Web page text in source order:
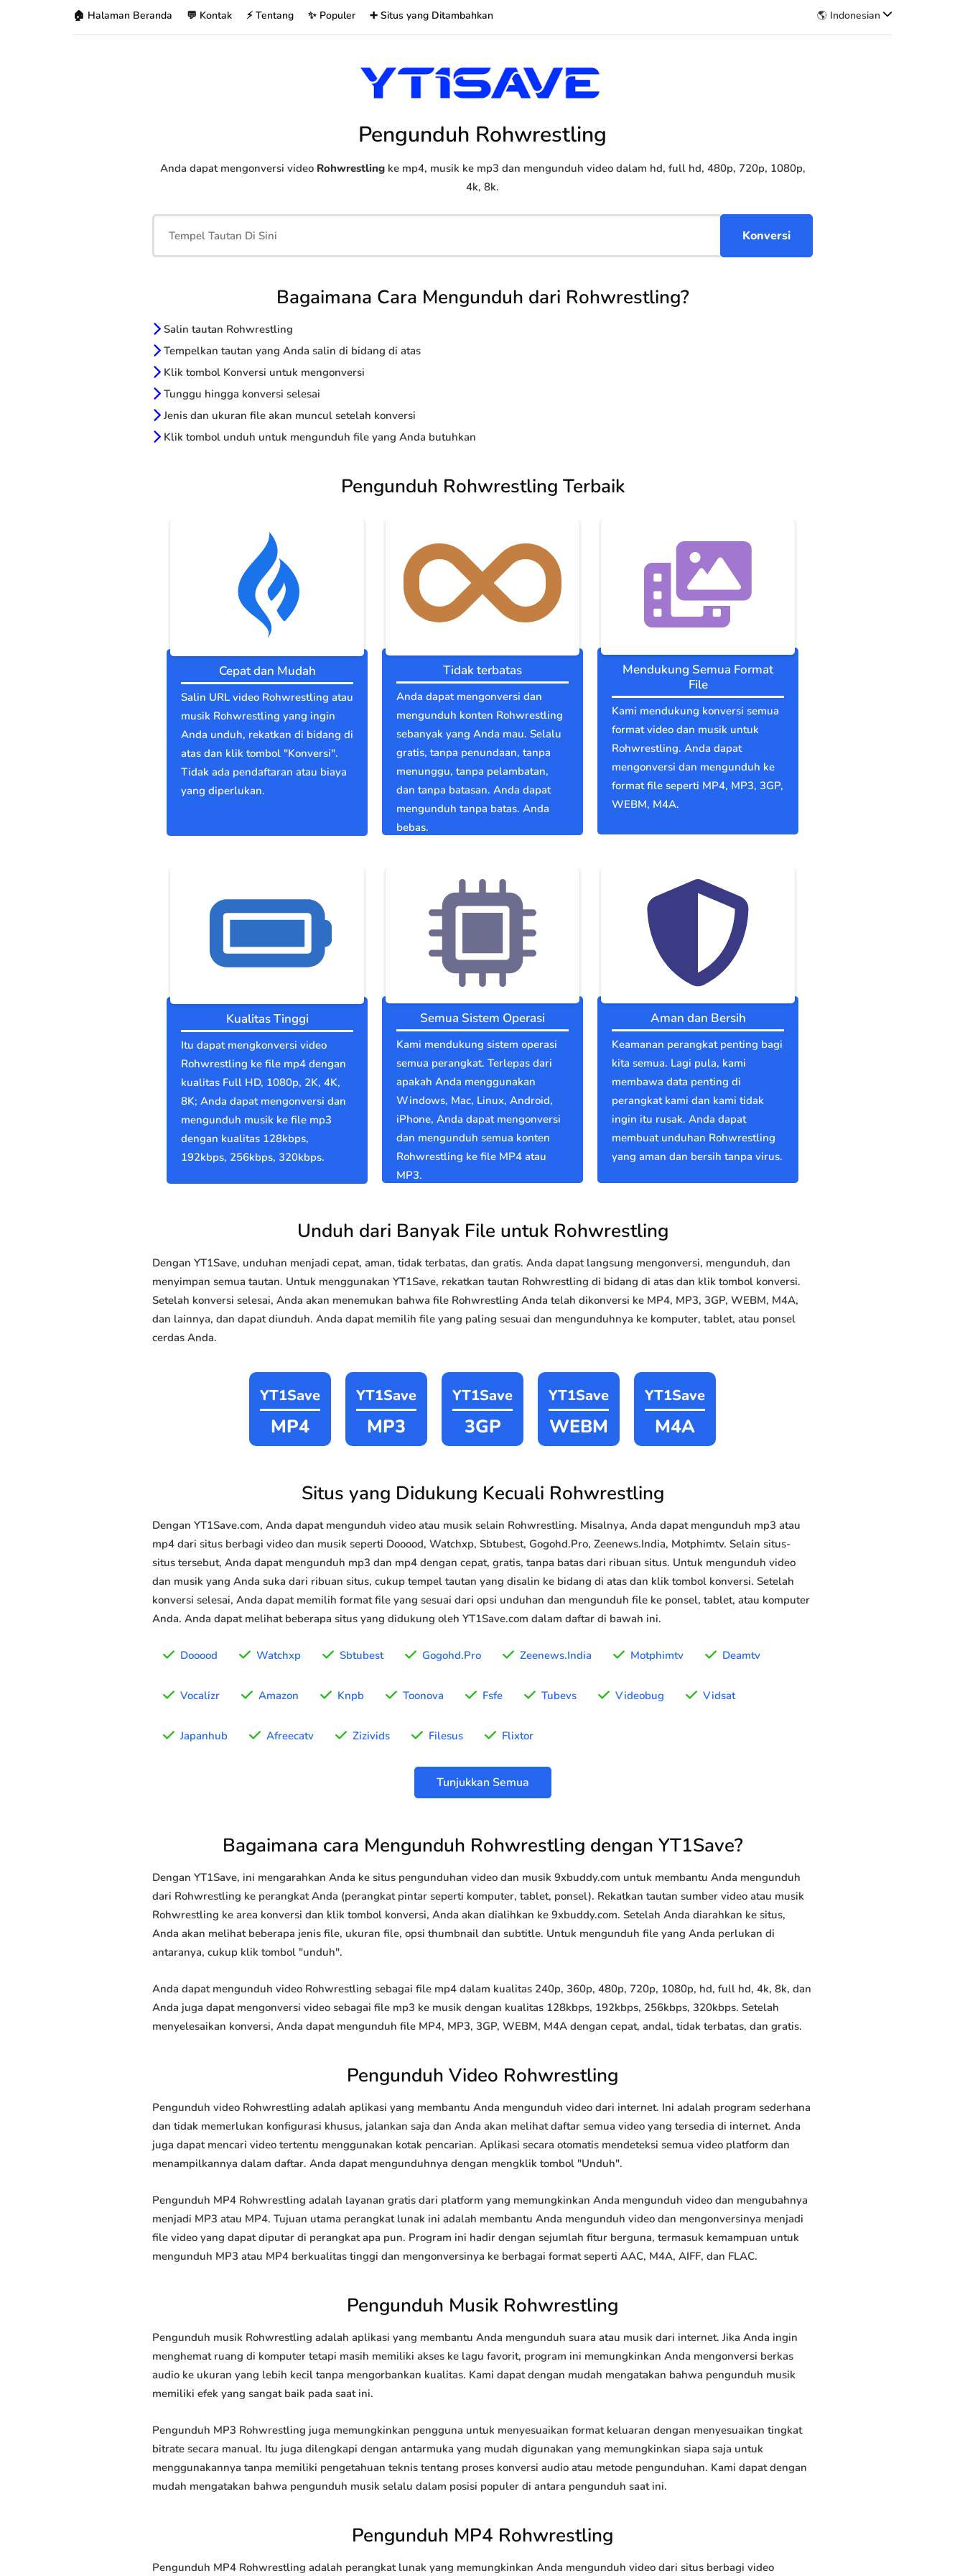
🏠 Halaman Beranda 💬 Kontak ⚡ Tentang ✨ Populer ➕ Situs yang Ditambahkan 🌎 Indonesian
Pengunduh Rohwrestling
Anda dapat mengonversi video Rohwrestlingke mp4, musik ke mp3 dan mengunduh video dalam hd, full hd, 480p, 720p, 1080p,
4k, 8k.
Bagaimana Cara Mengunduh dari Rohwrestling?
Salin tautan Rohwrestling
Tempelkan tautan yang Anda salin di bidang di atas
Klik tombol Konversi untuk mengonversi
Tunggu hingga konversi selesai
Jenis dan ukuran file akan muncul setelah konversi
Klik tombol unduh untuk mengunduh file yang Anda butuhkan
Pengunduh Rohwrestling Terbaik
Cepat dan Mudah
Salin URL video Rohwrestling atau
musik Rohwrestling yang ingin
Anda unduh, rekatkan di bidang di
atas dan klik tombol "Konversi".
Tidak ada pendaftaran atau biaya
yang diperlukan.
Tidak terbatas
Anda dapat mengonversi dan
mengunduh konten Rohwrestling
sebanyak yang Anda mau. Selalu
gratis, tanpa penundaan, tanpa
menunggu, tanpa pelambatan,
dan tanpa batasan. Anda dapat
mengunduh tanpa batas. Anda
bebas.
Mendukung Semua Format
File
Kami mendukung konversi semua
format video dan musik untuk
Rohwrestling. Anda dapat
mengonversi dan mengunduh ke
format file seperti MP4, MP3, 3GP,
WEBM, M4A.
Kualitas Tinggi
Itu dapat mengkonversi video
Rohwrestling ke file mp4 dengan
kualitas Full HD, 1080p, 2K, 4K,
8K; Anda dapat mengonversi dan
mengunduh musik ke file mp3
dengan kualitas 128kbps,
192kbps, 256kbps, 320kbps.
Semua Sistem Operasi
Kami mendukung sistem operasi
semua perangkat. Terlepas dari
apakah Anda menggunakan
Windows, Mac, Linux, Android,
iPhone, Anda dapat mengonversi
dan mengunduh semua konten
Rohwrestling ke file MP4 atau
MP3.
Aman dan Bersih
Keamanan perangkat penting bagi
kita semua. Lagi pula, kami
membawa data penting di
perangkat kami dan kami tidak
ingin itu rusak. Anda dapat
membuat unduhan Rohwrestling
yang aman dan bersih tanpa virus.
Unduh dari Banyak File untuk Rohwrestling
Dengan YT1Save, unduhan menjadi cepat, aman, tidak terbatas, dan gratis. Anda dapat langsung mengonversi, mengunduh, dan
menyimpan semua tautan. Untuk menggunakan YT1Save, rekatkan tautan Rohwrestling di bidang di atas dan klik tombol konversi.
Setelah konversi selesai, Anda akan menemukan bahwa file Rohwrestling Anda telah dikonversi ke MP4, MP3, 3GP, WEBM, M4A,
dan lainnya, dan dapat diunduh. Anda dapat memilih file yang paling sesuai dan mengunduhnya ke komputer, tablet, atau ponsel
cerdas Anda.
YT1Save
MP4
YT1Save
MP3
YT1Save
3GP
YT1Save
WEBM
YT1Save
M4A
Situs yang Didukung Kecuali Rohwrestling
Dengan YT1Save.com, Anda dapat mengunduh video atau musik selain Rohwrestling. Misalnya, Anda dapat mengunduh mp3 atau
mp4 dari situs berbagi video dan musik seperti Dooood, Watchxp, Sbtubest, Gogohd.Pro, Zeenews.India, Motphimtv. Selain situs-
situs tersebut, Anda dapat mengunduh mp3 dan mp4 dengan cepat, gratis, tanpa batas dari ribuan situs. Untuk mengunduh video
dan musik yang Anda suka dari ribuan situs, cukup tempel tautan yang disalin ke bidang di atas dan klik tombol konversi. Setelah
konversi selesai, Anda dapat memilih format file yang sesuai dari opsi unduhan dan mengunduh file ke ponsel, tablet, atau komputer
Anda. Anda dapat melihat beberapa situs yang didukung oleh YT1Save.com dalam daftar di bawah ini.
Dooood Watchxp Sbtubest Gogohd.Pro Zeenews.India Motphimtv Deamtv
Vocalizr Amazon Knpb Toonova Fsfe Tubevs Videobug Vidsat
Japanhub Afreecatv Zizivids Filesus Flixtor
Tunjukkan Semua
Bagaimana cara Mengunduh Rohwrestling dengan YT1Save?
Dengan YT1Save, ini mengarahkan Anda ke situs pengunduhan video dan musik 9xbuddy.com untuk membantu Anda mengunduh
dari Rohwrestling ke perangkat Anda (perangkat pintar seperti komputer, tablet, ponsel). Rekatkan tautan sumber video atau musik
Rohwrestling ke area konversi dan klik tombol konversi, Anda akan dialihkan ke 9xbuddy.com. Setelah Anda diarahkan ke situs,
Anda akan melihat beberapa jenis file, ukuran file, opsi thumbnail dan subtitle. Untuk mengunduh file yang Anda perlukan di
antaranya, cukup klik tombol "unduh".
Anda dapat mengunduh video Rohwrestling sebagai file mp4 dalam kualitas 240p, 360p, 480p, 720p, 1080p, hd, full hd, 4k, 8k, dan
Anda juga dapat mengonversi video sebagai file mp3 ke musik dengan kualitas 128kbps, 192kbps, 256kbps, 320kbps. Setelah
menyelesaikan konversi, Anda dapat mengunduh file MP4, MP3, 3GP, WEBM, M4A dengan cepat, andal, tidak terbatas, dan gratis.
Pengunduh Video Rohwrestling
Pengunduh video Rohwrestling adalah aplikasi yang membantu Anda mengunduh video dari internet. Ini adalah program sederhana
dan tidak memerlukan konfigurasi khusus, jalankan saja dan Anda akan melihat daftar semua video yang tersedia di internet. Anda
juga dapat mencari video tertentu menggunakan kotak pencarian. Aplikasi secara otomatis mendeteksi semua video platform dan
menampilkannya dalam daftar. Anda dapat mengunduhnya dengan mengklik tombol "Unduh".
Pengunduh MP4 Rohwrestling adalah layanan gratis dari platform yang memungkinkan Anda mengunduh video dan mengubahnya
menjadi MP3 atau MP4. Tujuan utama perangkat lunak ini adalah membantu Anda mengunduh video dan mengonversinya menjadi
file video yang dapat diputar di perangkat apa pun. Program ini hadir dengan sejumlah fitur berguna, termasuk kemampuan untuk
mengunduh MP3 atau MP4 berkualitas tinggi dan mengonversinya ke berbagai format seperti AAC, M4A, AIFF, dan FLAC.
Pengunduh Musik Rohwrestling
Pengunduh musik Rohwrestling adalah aplikasi yang membantu Anda mengunduh suara atau musik dari internet. Jika Anda ingin
menghemat ruang di komputer tetapi masih memiliki akses ke lagu favorit, program ini memungkinkan Anda mengonversi berkas
audio ke ukuran yang lebih kecil tanpa mengorbankan kualitas. Kami dapat dengan mudah mengatakan bahwa pengunduh musik
memiliki efek yang sangat baik pada saat ini.
Pengunduh MP3 Rohwrestling juga memungkinkan pengguna untuk menyesuaikan format keluaran dengan menyesuaikan tingkat
bitrate secara manual. Itu juga dilengkapi dengan antarmuka yang mudah digunakan yang memungkinkan siapa saja untuk
menggunakannya tanpa memiliki pengetahuan teknis tentang proses konversi audio atau metode pengunduhan. Kami dapat dengan
mudah mengatakan bahwa pengunduh musik selalu dalam posisi populer di antara pengunduh saat ini.
Pengunduh MP4 Rohwrestling
Pengunduh MP4 Rohwrestling adalah perangkat lunak yang memungkinkan Anda mengunduh video dari situs berbagi video